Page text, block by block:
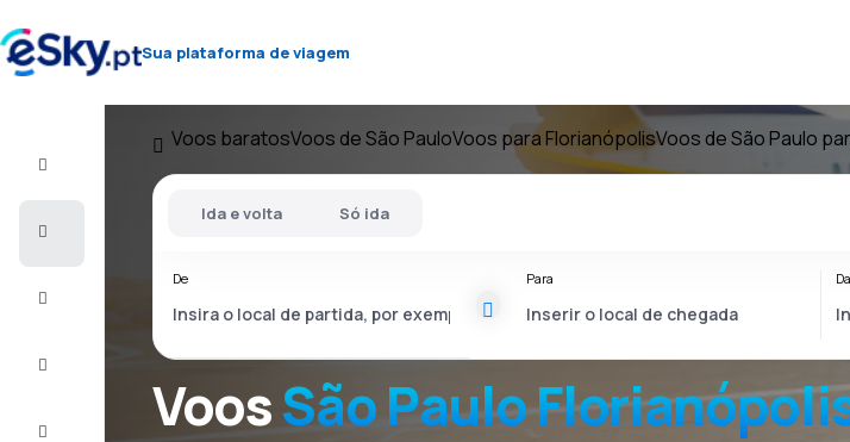
Sua plataforma de viagem
Voos baratosVoos de São PauloVoos para FlorianópolisVoos de São Paulo
VoosSão Paulo
Ida e volta Só ida
De Para